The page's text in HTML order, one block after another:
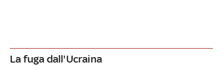
La fuga dall'Ucraina